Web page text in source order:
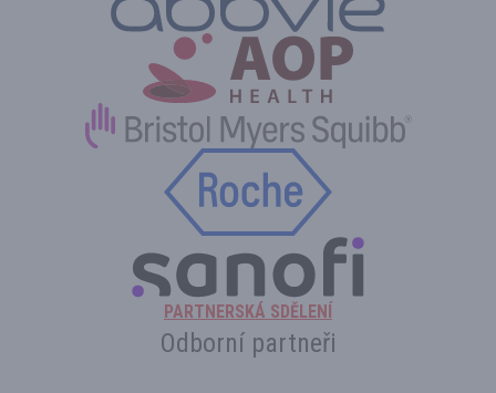
PARTNERSKÁ SDĚLENÍ
Odborní partneři